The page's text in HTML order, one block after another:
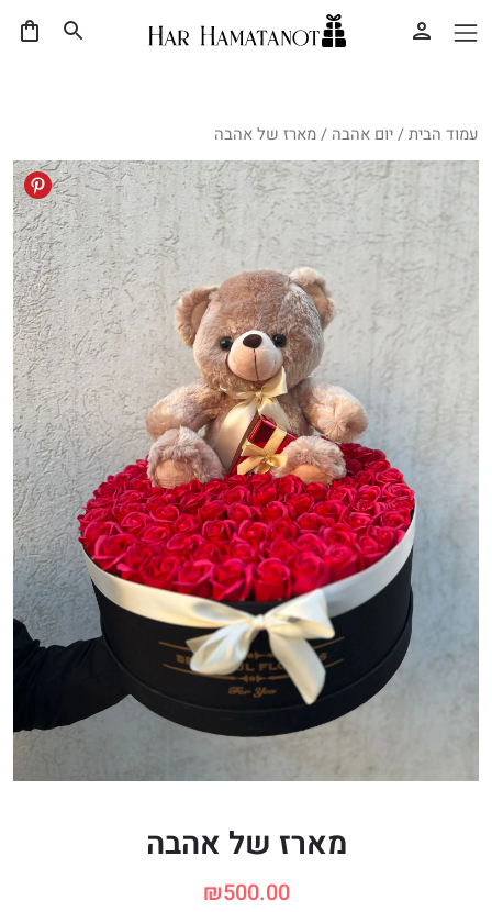
עמוד הבית/יום אהבה / מארז של אהבה
מארז של אהבה
₪500.00